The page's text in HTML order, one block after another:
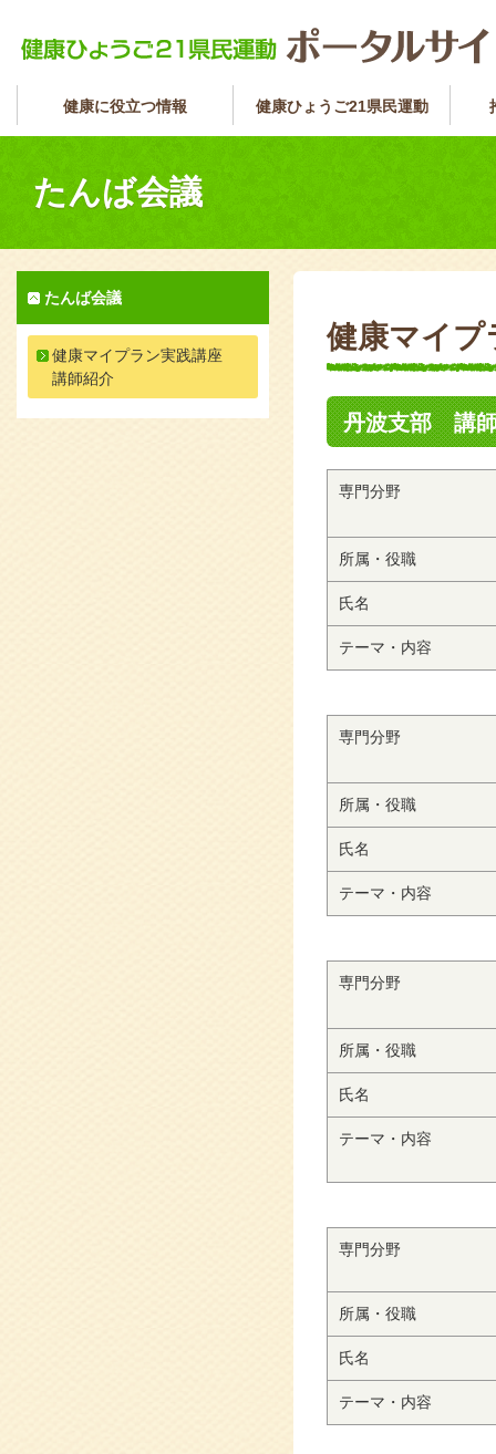
健康に役立つ情報 健康ひょうご21県民運動
たんば会議
健康マイ
丹波支部 講
専門分野
所属・役職
氏名
テーマ・内容
専門分野
所属・役職
氏名
テーマ・内容
専門分野
所属・役職
氏名
テーマ・内容
専門分野
所属・役職
氏名
テーマ・内容
たんば会議
健康マイプラン実践講座
講師紹介